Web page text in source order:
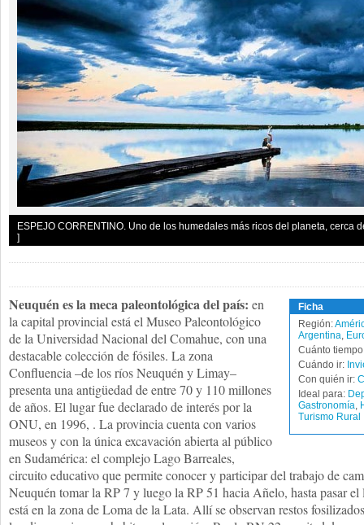
ESPEJO CORRENTINO. Uno de los humedales más ricos del planeta, cerca
]
Ficha
Región:
Argentina,
Cuánto
Cuándo ir:
Con quién ir:
Ideal para:
Gastronomía,
Turismo Rural
Neuquén es la meca paleontológica del país: en
la capital provincial está el Museo Paleontológico
de la Universidad Nacional del Comahue, con una
destacable colección de fósiles. La zona
Confluencia –de los ríos Neuquén y Limay–
presenta una antigüedad de entre 70 y 110 millones
de años. El lugar fue declarado de interés por la
ONU, en 1996, . La provincia cuenta con varios
museos y con la única excavación abierta al público
en Sudamérica: el complejo Lago Barreales,
circuito educativo que permite conocer y participar del trabajo de
Neuquén tomar la RP 7 y luego la RP 51 hacia Añelo, hasta pasar
está en la zona de Loma de la Lata. Allí se observan restos